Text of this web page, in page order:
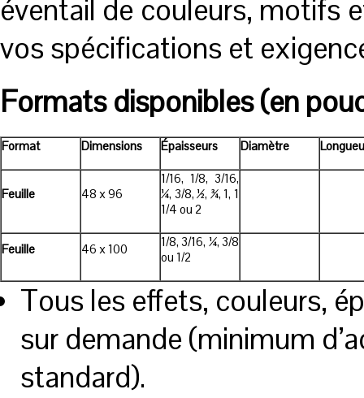
éventail de couleurs, motifs
vos spécifications et
Formats disponibles (en
Format Dimensions Épaisseurs Diamètre
Feuille 48 x 96
1/16, 1/8, 3/16,
¼, 3/8, ½, ¾, 1, 1
1/4 ou 2
Feuille 46 x 100
1/8, 3/16, ¼, 3/8
ou 1/2
Tous les effets, couleurs,
sur demande (minimum
standard).